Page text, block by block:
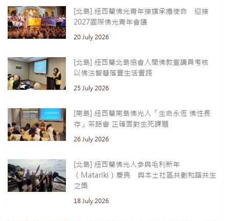
[北島] 紐西蘭佛光青年接旗承擔使命 迎接
2027國際佛光青年會議
20 July 2026
[北島] 紐西蘭北島協會人間佛教宣講員考核
以佛法智慧落實生活實踐
25 July 2026
[南島] 紐西蘭南島佛光人「生命永恆 佛性長
存」茶話會 正確面對生死課題
26 July 2026
[北島] 紐西蘭佛光人參與毛利新年
（Matariki）慶典 與本土社區共劃和諧共生
之槳
18 July 2026